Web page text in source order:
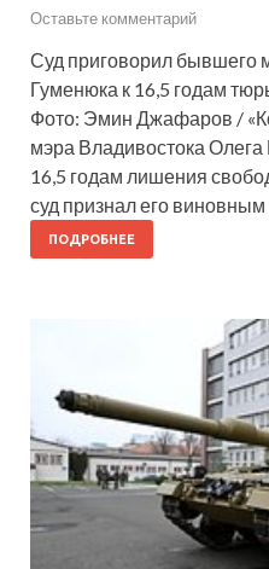
Оставьте комментарий
Суд приговорил бывшего
Гуменюка к 16,5 годам
Фото: Эмин Джафаров /
мэра Владивостока
16,5 годам лишения
суд признал его виновным
ПОДРОБНЕЕ